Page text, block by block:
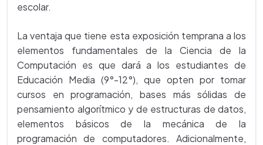
escolar.
La ventaja que tiene esta exposición temprana a los
elementos fundamentales de la Ciencia de la
Computación es que dará a los estudiantes de
Educación Media (9°-12°), que opten por tomar
cursos en programación, bases más sólidas de
pensamiento algorítmico y de estructuras de datos,
elementos básicos de la mecánica de la
programación de computadores. Adicionalmente,